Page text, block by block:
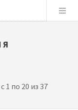
1 по 20 из 37